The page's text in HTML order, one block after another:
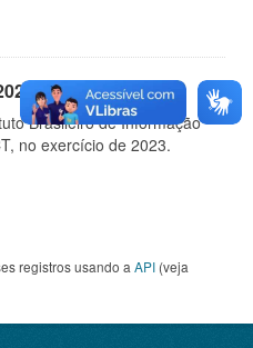
Brasileiro de Informação
no exercício de 2023.
registros usando a API (veja